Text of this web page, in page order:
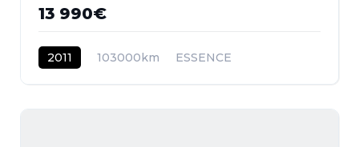
13 990€
2011 103000km ESSENCE